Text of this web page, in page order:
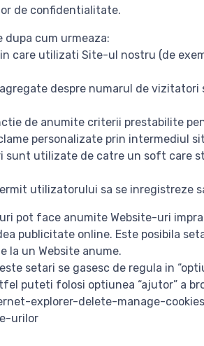
de confidentialitate.
cum urmeaza:
utilizati Site-ul nostru (de
despre numarul de vizitatori
de anumite criterii prestabilite
personalizate prin intermediul
utilizate de catre un soft care
utilizatorului sa se inregistreze
pot face anumite Website-uri
publicitate online. Este posibila
la un Website anume.
setari se gasesc de regula in
puteti folosi optiunea “ajutor” a
explorer-delete-manage-
urilor